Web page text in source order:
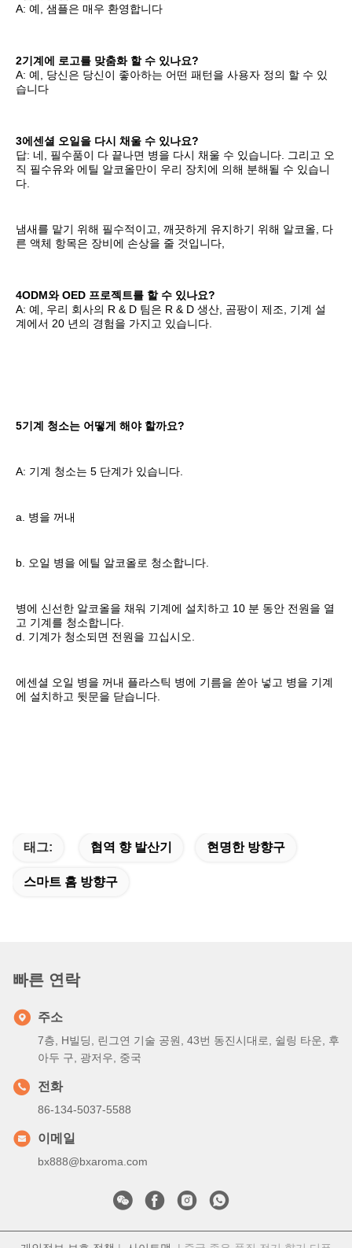
A: 예, 샘플은 매우 환영합니다
2기계에 로고를 맞춤화 할 수 있나요?
A: 예, 당신은 당신이 좋아하는 어떤 패턴을 사용자 정의 할 수 있
습니다
3에센셜 오일을 다시 채울 수 있나요?
답: 네, 필수품이 다 끝나면 병을 다시 채울 수 있습니다. 그리고 오
직 필수유와 에틸 알코올만이 우리 장치에 의해 분해될 수 있습니
다.
냄새를 맡기 위해 필수적이고, 깨끗하게 유지하기 위해 알코올, 다
른 액체 항목은 장비에 손상을 줄 것입니다,
4ODM와 OED 프로젝트를 할 수 있나요?
A: 예, 우리 회사의 R & D 팀은 R & D 생산, 곰팡이 제조, 기계 설
계에서 20 년의 경험을 가지고 있습니다.
5기계 청소는 어떻게 해야 할까요?
A: 기계 청소는 5 단계가 있습니다.
a. 병을 꺼내
b. 오일 병을 에틸 알코올로 청소합니다.
병에 신선한 알코올을 채워 기계에 설치하고 10 분 동안 전원을 열
고 기계를 청소합니다.
d. 기계가 청소되면 전원을 끄십시오.
에센셜 오일 병을 꺼내 플라스틱 병에 기름을 쏟아 넣고 병을 기계
에 설치하고 뒷문을 닫습니다.
태그: 협역 향 발산기 현명한 방향구
스마트 홈 방향구
빠른 연락
주소
7층, H빌딩, 린그연 기술 공원, 43번 동진시대로, 쉴링 타운, 후
아두 구, 광저우, 중국
전화
86-134-5037-5588
이메일
bx888@bxaroma.com